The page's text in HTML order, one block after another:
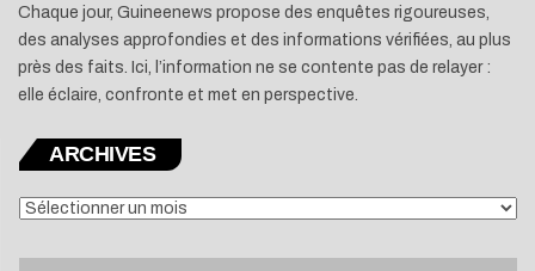
Chaque jour, Guineenews propose des enquêtes rigoureuses,
des analyses approfondies et des informations vérifiées, au plus
près des faits. Ici, l’information ne se contente pas de relayer :
elle éclaire, confronte et met en perspective.
ARCHIVES
ARCHIVES